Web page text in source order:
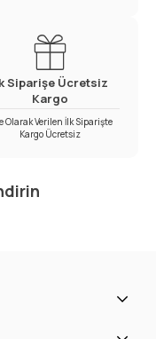
Siparişe Ücretsiz
Kargo
Olarak Verilen İlk Siparişte
Kargo Ücretsiz